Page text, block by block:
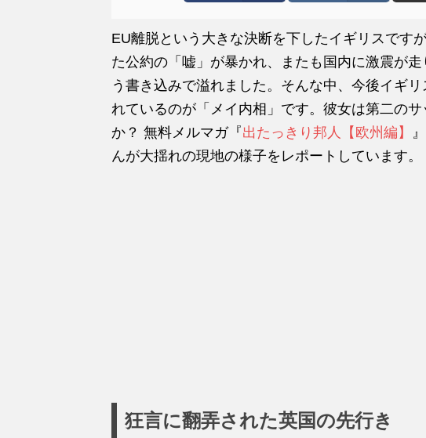
EU離脱という大きな決断を下したイギリスです
た公約の「嘘」が暴かれ、またも国内に激震が
う書き込みで溢れました。そんな中、今後イギ
れているのが「メイ内相」です。彼女は第二の
か？ 無料メルマガ『出たっきり邦人【欧州編】
んが大揺れの現地の様子をレポートしています。
狂言に翻弄された英国の先行き